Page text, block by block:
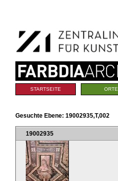
Navigation
Sektionen
STARTSEITE ORTE
Gesuchte Ebene: 19002935,T,002
19002935